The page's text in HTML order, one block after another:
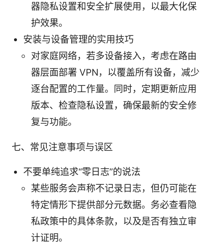
器隐私设置和安全扩展使用，以最大化保
护效果。
安装与设备管理的实用技巧
对家庭网络，若多设备接入，考虑在路由
器层面部署 VPN，以覆盖所有设备，减少
逐台配置的工作量。同时，定期更新应用
版本、检查隐私设置，确保最新的安全修
复与功能。
七、常见注意事项与误区
不要单纯追求“零日志”的说法
某些服务会声称不记录日志，但仍可能在
特定情形下提供部分元数据。务必查看隐
私政策中的具体条款，以及是否有独立审
计证明。